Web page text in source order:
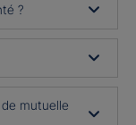
?
mutuelle